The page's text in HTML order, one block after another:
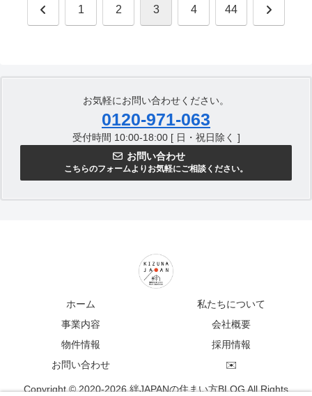
前 1 2 3 4 44 次
お気軽にお問い合わせください。
0120-971-063
受付時間 10:00-18:00 [ 日・祝日除く ]
お問い合わせ
こちらのフォームよりお気軽にご相談ください。
ホーム
私たちについて
事業内容
会社概要
物件情報
採用情報
お問い合わせ
✉️
Copyright © 2020-2026 絆JAPANの住まい方BLOG All Rights